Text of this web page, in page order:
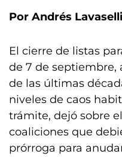
Por Andrés Lavaselli
El cierre de listas
de 7 de septiembre,
de las últimas
niveles de caos
trámite, dejó sobre
coaliciones que
prórroga para